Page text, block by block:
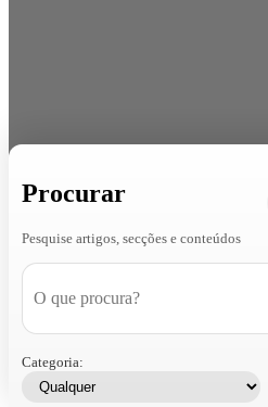
Procurar
Pesquise artigos, secções e conteúdos
Categoria: